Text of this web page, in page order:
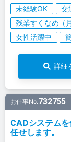
未経験OK 交
残業すくなめ（
女性活躍中
詳細
お仕事No.732755
CADシステム
任せします。